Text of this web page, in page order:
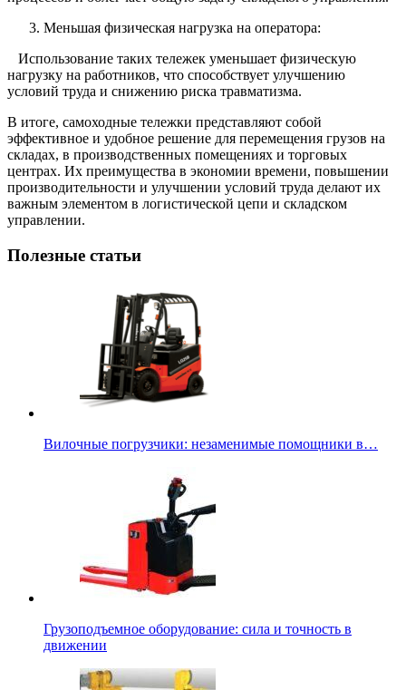
Меньшая физическая нагрузка на оператора:
Использование таких тележек уменьшает физическую
нагрузку на работников, что способствует улучшению
условий труда и снижению риска травматизма.
В итоге, самоходные тележки представляют собой
эффективное и удобное решение для перемещения грузов на
складах, в производственных помещениях и торговых
центрах. Их преимущества в экономии времени, повышении
производительности и улучшении условий труда делают их
важным элементом в логистической цепи и складском
управлении.
Полезные статьи
Вилочные погрузчики: незаменимые помощники в…
Грузоподъемное оборудование: сила и точность в
движении